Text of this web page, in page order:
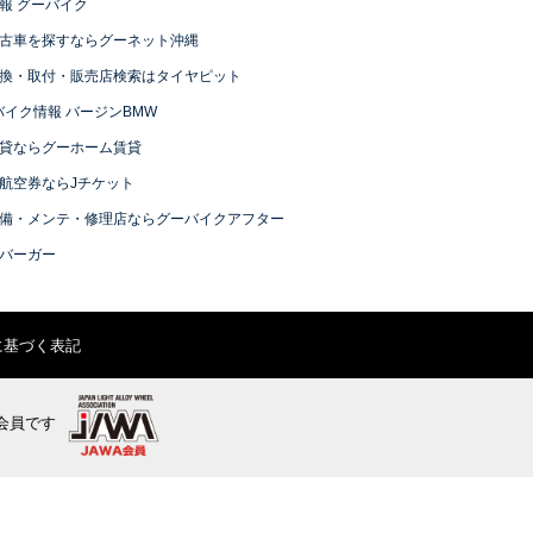
グーバイク
車を探すならグーネット沖縄
・取付・販売店検索はタイヤピット
イク情報 バージンBMW
ならグーホーム賃貸
空券ならJチケット
・メンテ・修理店ならグーバイクアフター
ーガー
づく表記
員です